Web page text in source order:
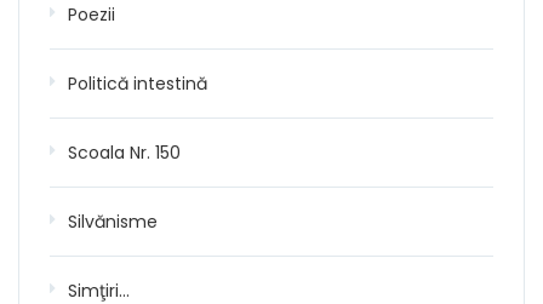
Poezii
Politică intestină
Scoala Nr. 150
Silvănisme
Simţiri…